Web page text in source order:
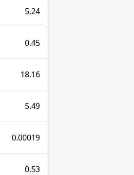
5.24
0.45
18.16
5.49
0.00019
0.53